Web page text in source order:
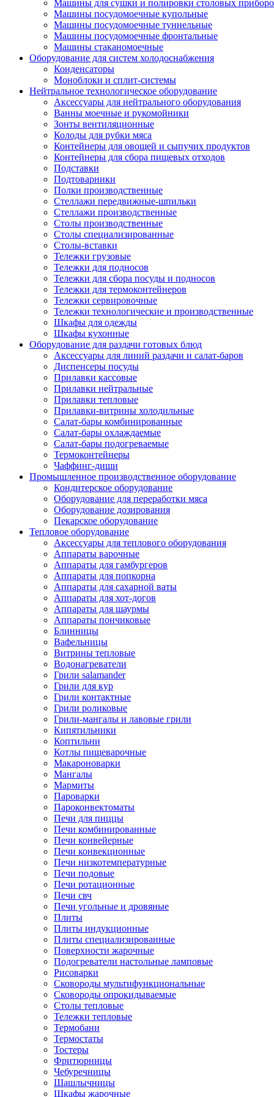
Машины для сушки и полировки столовых
Машины посудомоечные купольные
Машины посудомоечные туннельные
Машины посудомоечные фронтальные
Машины стаканомоечные
Оборудование для систем холодоснабжения
Конденсаторы
Моноблоки и сплит-системы
Нейтральное технологическое оборудование
Аксессуары для нейтрального оборудования
Ванны моечные и рукомойники
Зонты вентиляционные
Колоды для рубки мяса
Контейнеры для овощей и сыпучих продуктов
Контейнеры для сбора пищевых отходов
Подставки
Подтоварники
Полки производственные
Стеллажи передвижные-шпильки
Стеллажи производственные
Столы производственные
Столы специализированные
Столы-вставки
Тележки грузовые
Тележки для подносов
Тележки для сбора посуды и подносов
Тележки для термоконтейнеров
Тележки сервировочные
Тележки технологические и производственные
Шкафы для одежды
Шкафы кухонные
Оборудование для раздачи готовых блюд
Аксессуары для линий раздачи и салат-баров
Диспенсеры посуды
Прилавки кассовые
Прилавки нейтральные
Прилавки тепловые
Прилавки-витрины холодильные
Салат-бары комбинированные
Салат-бары охлаждаемые
Салат-бары подогреваемые
Термоконтейнеры
Чаффинг-диши
Промышленное производственное оборудование
Кондитерское оборудование
Оборудование для переработки мяса
Оборудование дозирования
Пекарское оборудование
Тепловое оборудование
Аксессуары для теплового оборудования
Аппараты варочные
Аппараты для гамбургеров
Аппараты для попкорна
Аппараты для сахарной ваты
Аппараты для хот-догов
Аппараты для шаурмы
Аппараты пончиковые
Блинницы
Вафельницы
Витрины тепловые
Водонагреватели
Грили salamander
Грили для кур
Грили контактные
Грили роликовые
Грили-мангалы и лавовые грили
Кипятильники
Коптильни
Котлы пищеварочные
Макароноварки
Мангалы
Мармиты
Пароварки
Пароконвектоматы
Печи для пиццы
Печи комбинированные
Печи конвейерные
Печи конвекционные
Печи низкотемпературные
Печи подовые
Печи ротационные
Печи свч
Печи угольные и дровяные
Плиты
Плиты индукционные
Плиты специализированные
Поверхности жарочные
Подогреватели настольные ламповые
Рисоварки
Сковороды мультифункциональные
Сковороды опрокидываемые
Столы тепловые
Тележки тепловые
Термобани
Термостаты
Тостеры
Фритюрницы
Чебуречницы
Шашлычницы
Шкафы жарочные